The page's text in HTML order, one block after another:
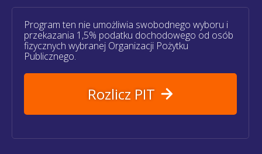
Program ten nie umożliwia swobodnego wyboru i
przekazania 1,5% podatku dochodowego od osób
fizycznych wybranej Organizacji Pożytku
Publicznego.
Rozlicz PIT